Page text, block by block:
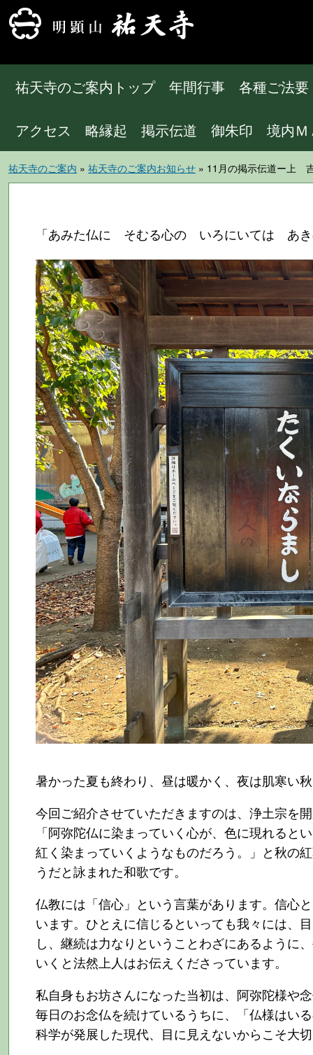
祐天寺のご案内トップ 年間行事 各種ご法要
アクセス 略縁起 掲示伝道 御朱印 境内Ｍ
祐天寺のご案内 » 祐天寺のご案内お知らせ » 11月の掲示伝道ー上
「あみた仏に そむる心の いろにいては あ
暑かった夏も終わり、昼は暖かく、夜は肌寒い
今回ご紹介させていただきますのは、浄土宗を
「阿弥陀仏に染まっていく心が、色に現れる
紅く染まっていくようなものだろう。」と秋の
うだと詠まれた和歌です。
仏教には「信心」という言葉があります。信心
います。ひとえに信じるといっても我々には、
し、継続は力なりということわざにあるように
いくと法然上人はお伝えくださっています。
私自身もお坊さんになった当初は、阿弥陀様や
毎日のお念仏を続けているうちに、「仏様はい
科学が発展した現代、目に見えないからこそ大